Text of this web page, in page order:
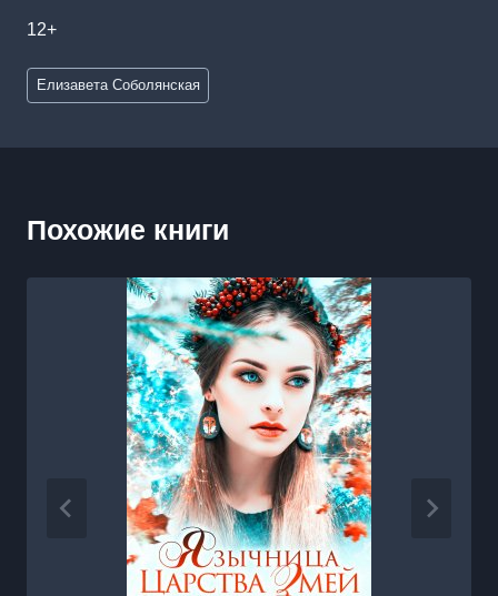
12+
Метки
записи:
Елизавета Соболянская
Похожие книги